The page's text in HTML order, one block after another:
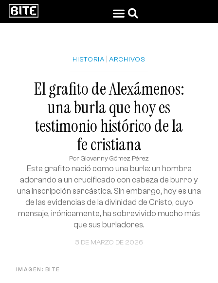
HISTORIA ARCHIVOS
El grafito de Alexámenos:
una burla que hoy es
testimonio histórico de la
fe cristiana
Por Giovanny Gómez Pérez
3 DE MARZO DE 2026
Este grafito nació como una burla: un hombre
adorando a un crucificado con cabeza de burro y
una inscripción sarcástica. Sin embargo, hoy es una
de las evidencias de la divinidad de Cristo, cuyo
mensaje, irónicamente, ha sobrevivido mucho más
que sus burladores.
IMAGEN: BITE